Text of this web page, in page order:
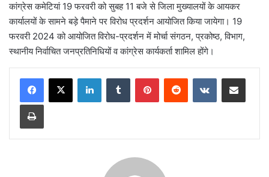
कांग्रेस कमेटियां 19 फरवरी को सुबह 11 बजे से जिला मुख्यालयों के आयकर
कार्यालयों के सामने बड़े पैमाने पर विरोध प्रदर्शन आयोजित किया जायेगा। 19
फरवरी 2024 को आयोजित विरोध-प्रदर्शन में मोर्चा संगठन, प्रकोष्ठ, विभाग,
स्थानीय निर्वाचित जनप्रतिनिधियों व कांग्रेस कार्यकर्ता शामिल होंगे।
LinkedInTumblr PinterestReddit VKontakteShare via Email
Print